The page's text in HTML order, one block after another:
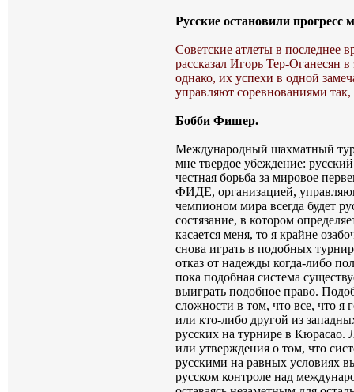
Русские остановили
Советские атлеты в последнее
рассказал Игорь Тер-Оганесян
однако, их успехи в одной
управляют соревнованиями
Бобби Фишер.
Международный шахматный
мне твердое убеждение:
честная борьба за мировое
ФИДЕ, организацией,
чемпионом мира всегда будет
состязание, в котором
касается меня, то я крайне
снова играть в подобных
отказ от надежды когда-либо
пока подобная система
выиграть подобное право.
сложности в том, что все, что я
или кто-либо другой из
русских на турнире в
или утверждения о том, что
русскими на равных условиях
русском контроле над